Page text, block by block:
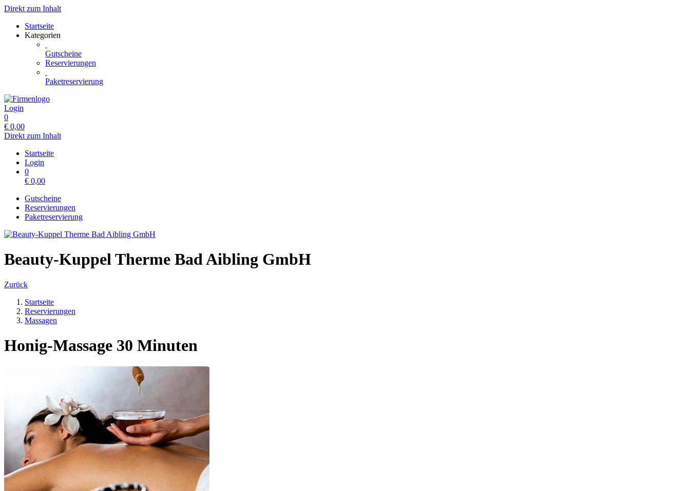
Direkt zum Inhalt
Startseite
Kategorien
Gutscheine
Reservierungen
Paketreservierung
Login
0
€ 0,00
Direkt zum Inhalt
Startseite
Login
0
€ 0,00
Gutscheine
Reservierungen
Paketreservierung
Beauty-Kuppel Therme Bad Aibling GmbH
Zurück
Startseite
Reservierungen
Massagen
Honig-Massage 30 Minuten